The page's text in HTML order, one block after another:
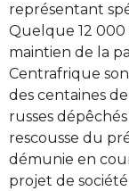
représentant
Quelque 12 000
maintien de la
Centrafrique
des centaines
russes
rescousse du
démunie en
projet de